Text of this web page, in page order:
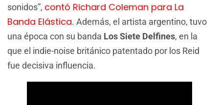
sonidos”, contó Richard Coleman para La
Banda Elástica. Además, el artista argentino, tuvo
una época con su banda Los Siete Delfines, en la
que el indie-noise británico patentado por los Reid
fue decisiva influencia.